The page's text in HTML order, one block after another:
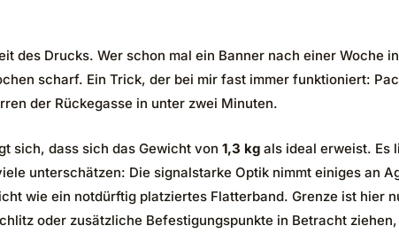
des Drucks. Wer schon mal ein Banner nach einer Woche
scharf. Ein Trick, der bei mir fast immer funktioniert:
der Rückegasse in unter zwei Minuten.
sich, dass sich das Gewicht von 1,3 kg als ideal erweist. Es
unterschätzen: Die signalstarke Optik nimmt einiges an
wie ein notdürftig platziertes Flatterband. Grenze ist hier
oder zusätzliche Befestigungspunkte in Betracht